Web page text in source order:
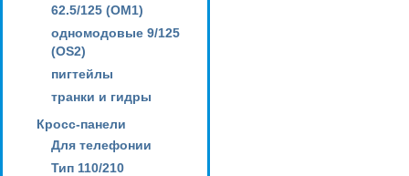
62.5/125 (OM1)
одномодовые 9/125
(OS2)
пигтейлы
транки и гидры
Кросс-панели
Для телефонии
Тип 110/210